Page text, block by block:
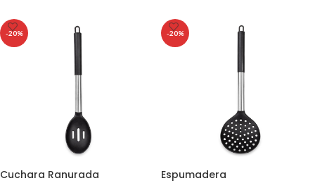
-20%
Cuchara Ranurada
-20%
Espumadera